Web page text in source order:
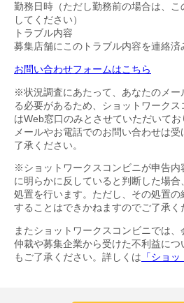
勤務日時（ただし勤務前の場合は、
してください）
トラブル内容
募集店舗にこのトラブル内容を連絡済
お問い合わせフォームはこちら
※状況調査にあたって、あなたのメー
る必要があるため、ショットワーク
はWeb窓口のみとさせていただいてお
メールやお電話でのお問い合わせは
了承ください。
※ショットワークスコンビニが申告内
に明らかに反していると判断した場
処置を行います。ただし、その処置
することはできかねますのでご了承く
またショットワークスコンビニでは
仲裁や募集企業から受けた不利益につ
もご了承ください。詳しくは 「ショ